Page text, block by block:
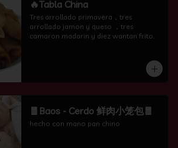
🔥Tabla China
Tres arrollado primavera，tres
arrollado jamon y queso ，tres
camaron madarin y diez wantan frito.
🧧Baos - Cerdo 鲜肉小笼包🧧
hecho con mano pan chino